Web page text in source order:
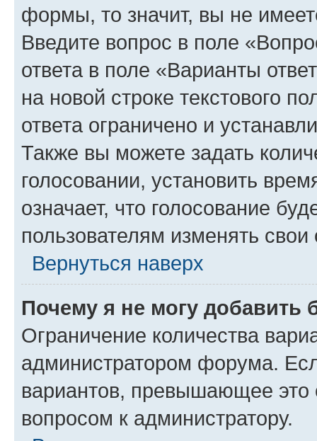
формы, то значит, вы не
Введите вопрос в поле
ответа в поле «Варианты
на новой строке текстового
ответа ограничено и
Также вы можете задать
голосовании, установить
означает, что голосование
пользователям изменять свои
Вернуться наверх
Почему я не могу добавить
Ограничение количества
администратором форума.
вариантов, превышающее это
вопросом к администратору.